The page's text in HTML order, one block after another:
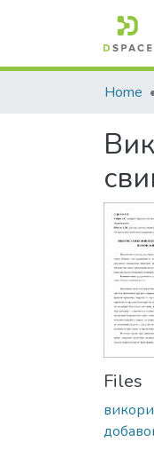
Home
Files